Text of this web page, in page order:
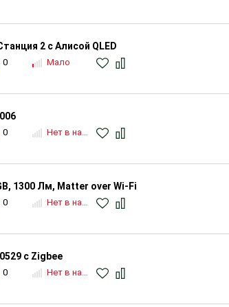
2 с Алисой QLED
0 Мало
0 Нет в наличии
1300 Лм, Matter over Wi-Fi
0 Нет в наличии
с Zigbee
0 Нет в наличии